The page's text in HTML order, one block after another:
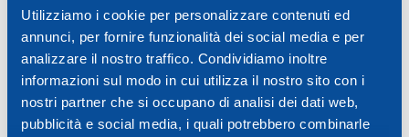
Utilizziamo i cookie per personalizzare contenuti ed
annunci, per fornire funzionalità dei social media e per
analizzare il nostro traffico. Condividiamo inoltre
informazioni sul modo in cui utilizza il nostro sito con i
nostri partner che si occupano di analisi dei dati web,
pubblicità e social media, i quali potrebbero combinarle
TER09-1143/4A4M